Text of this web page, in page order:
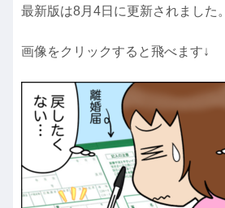
最新版は8月4日に更新されました。
画像をクリックすると飛べます↓